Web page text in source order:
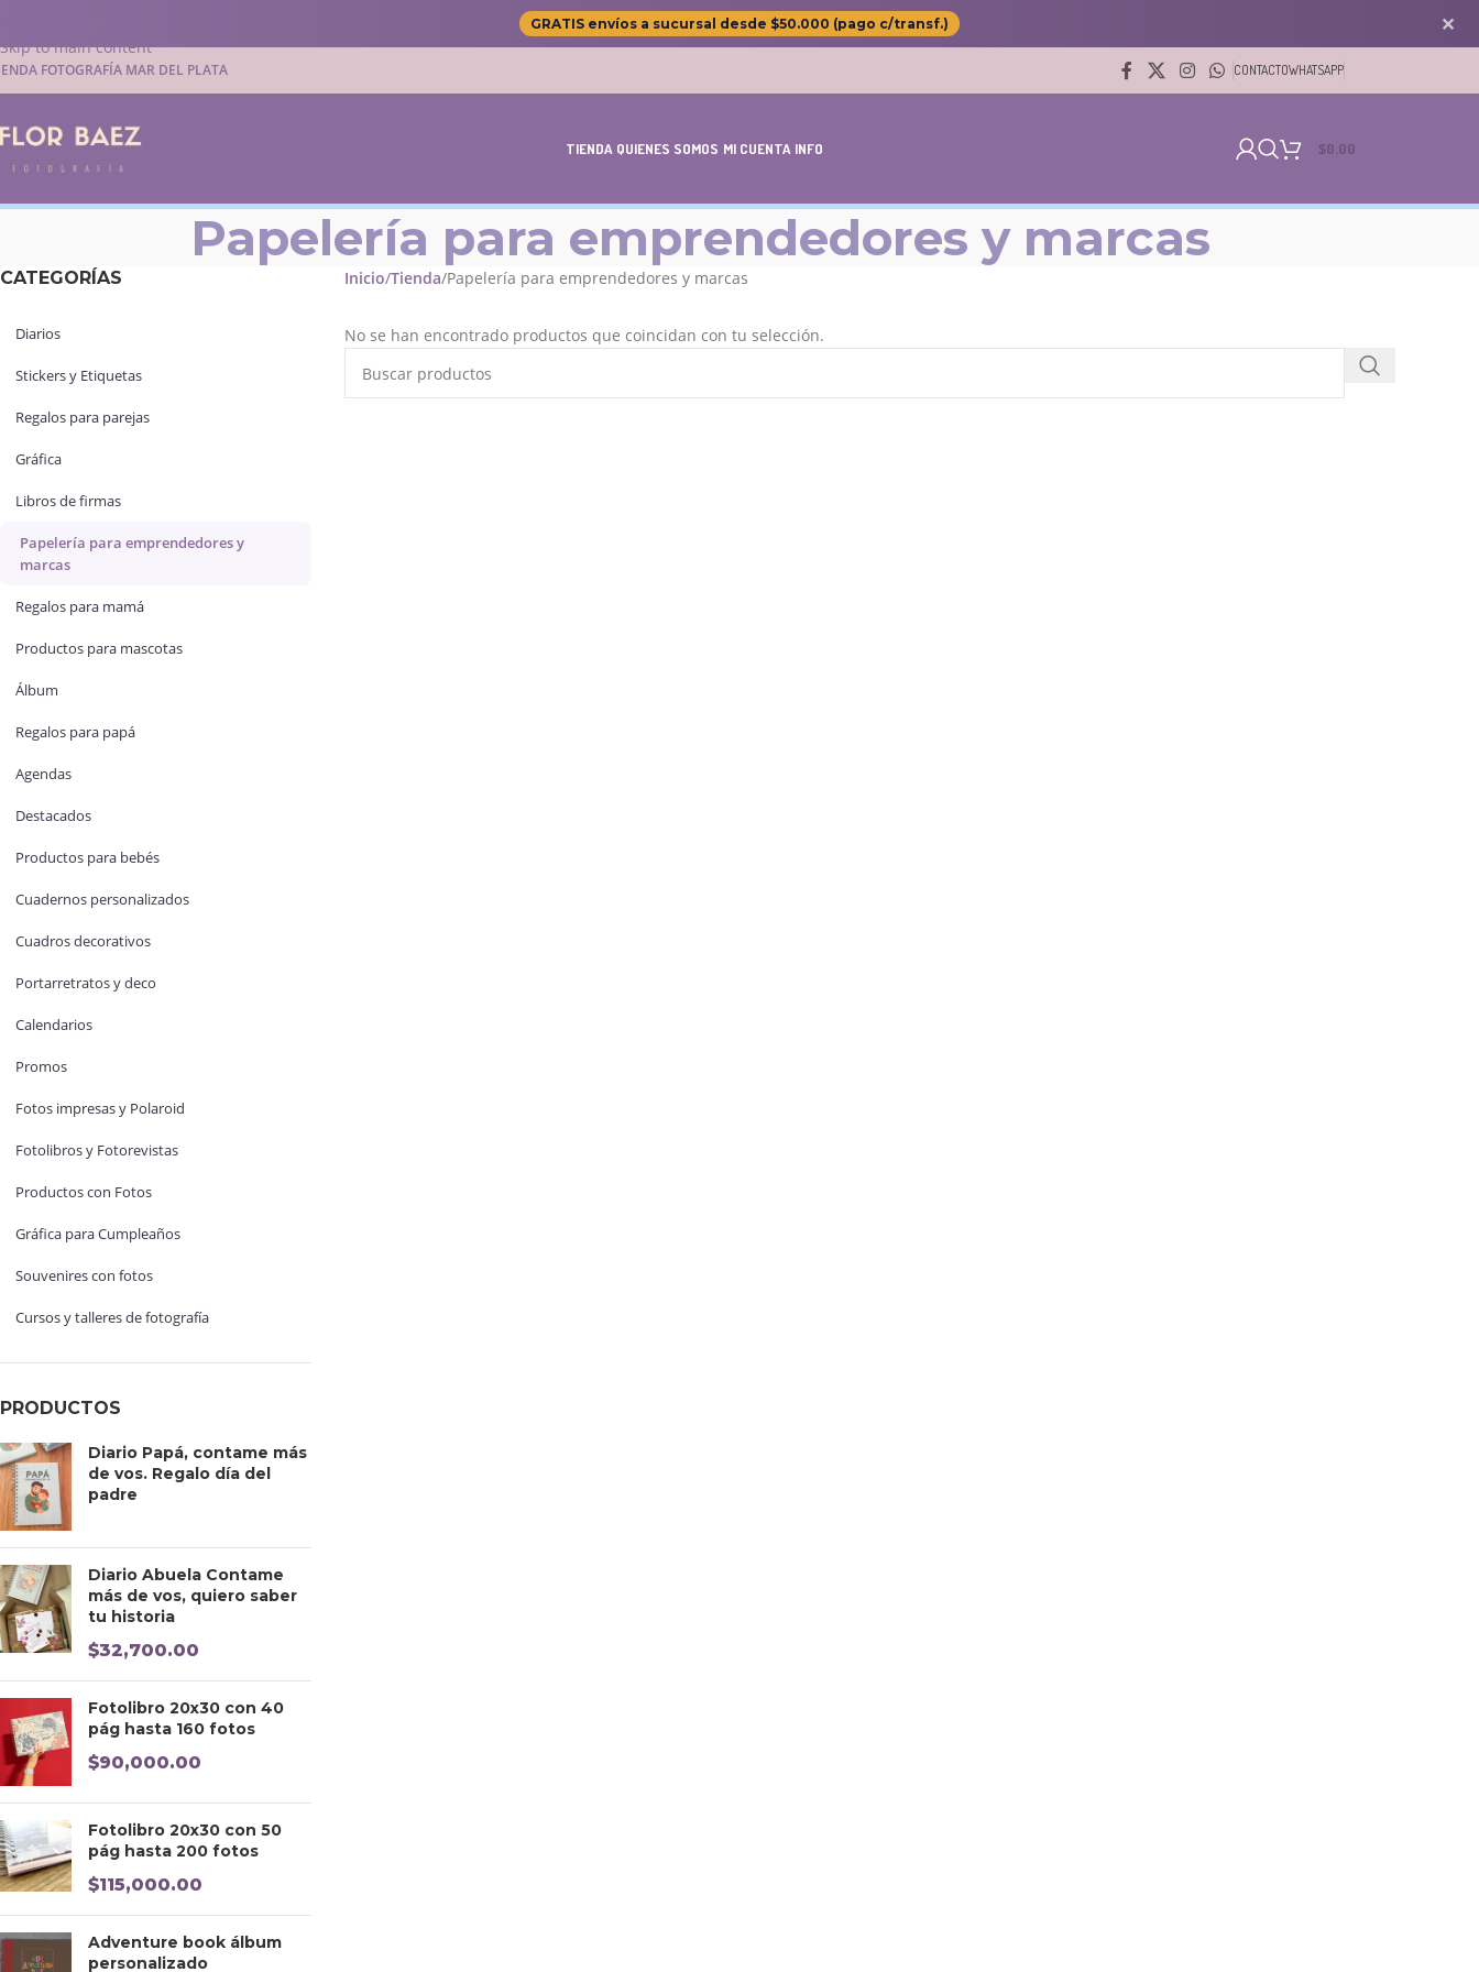
Skip to main content
GRATIS envíos a sucursal desde $50.000 (pago c/transf.) ✕
FOTOGRAFÍA MAR DEL PLATA CONTACTOWHATSAPP
TIENDA QUIENES SOMOS MI CUENTA INFO $0.00
Papelería para emprendedores y marcas
CATEGORÍAS
Diarios
Stickers y Etiquetas
Regalos para parejas
Gráfica
Libros de firmas
Papelería para emprendedores y
marcas
Regalos para mamá
Productos para mascotas
Álbum
Regalos para papá
Agendas
Destacados
Productos para bebés
Cuadernos personalizados
Cuadros decorativos
Portarretratos y deco
Calendarios
Promos
Fotos impresas y Polaroid
Fotolibros y Fotorevistas
Productos con Fotos
Gráfica para Cumpleaños
Souvenires con fotos
Cursos y talleres de fotografía
PRODUCTOS
Diario Papá, contame más
de vos. Regalo día del
padre
Diario Abuela Contame
más de vos, quiero saber
tu historia
$32,700.00
Fotolibro 20x30 con 40
pág hasta 160 fotos
$90,000.00
Fotolibro 20x30 con 50
pág hasta 200 fotos
$115,000.00
Adventure book álbum
personalizado
Inicio Tienda Papelería para emprendedores y marcas
No se han encontrado productos que coincidan con tu selección.